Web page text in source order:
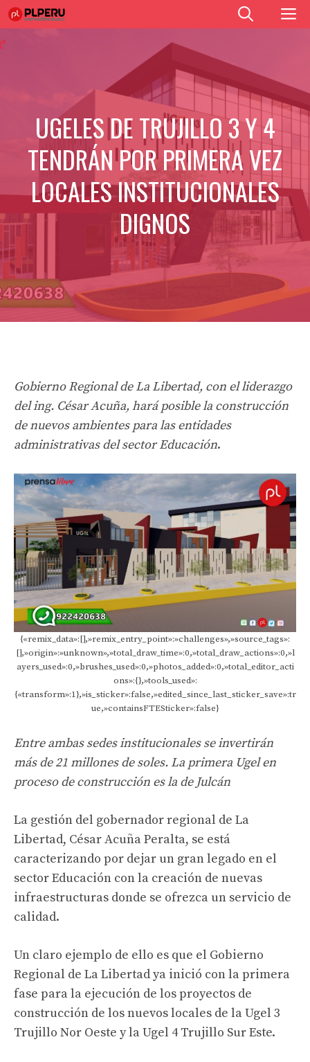
Saltar
al
contenido
UGELES DE TRUJILLO 3 Y 4
TENDRÁN POR PRIMERA VEZ
LOCALES INSTITUCIONALES
DIGNOS
Gobierno Regional de La Libertad, con el liderazgo
del ing. César Acuña, hará posible la construcción
de nuevos ambientes para las entidades
administrativas del sector Educación.
{«remix_data»:[],»remix_entry_point»:»challenges»,»source_tags»:
[],»origin»:»unknown»,»total_draw_time»:0,»total_draw_actions»:0,»l
ayers_used»:0,»brushes_used»:0,»photos_added»:0,»total_editor_acti
ons»:{},»tools_used»:
{«transform»:1},»is_sticker»:false,»edited_since_last_sticker_save»:tr
ue,»containsFTESticker»:false}
Entre ambas sedes institucionales se invertirán
más de 21 millones de soles. La primera Ugel en
proceso de construcción es la de Julcán
La gestión del gobernador regional de La
Libertad, César Acuña Peralta, se está
caracterizando por dejar un gran legado en el
sector Educación con la creación de nuevas
infraestructuras donde se ofrezca un servicio de
calidad.
Un claro ejemplo de ello es que el Gobierno
Regional de La Libertad ya inició con la primera
fase para la ejecución de los proyectos de
construcción de los nuevos locales de la Ugel 3
Trujillo Nor Oeste y la Ugel 4 Trujillo Sur Este.